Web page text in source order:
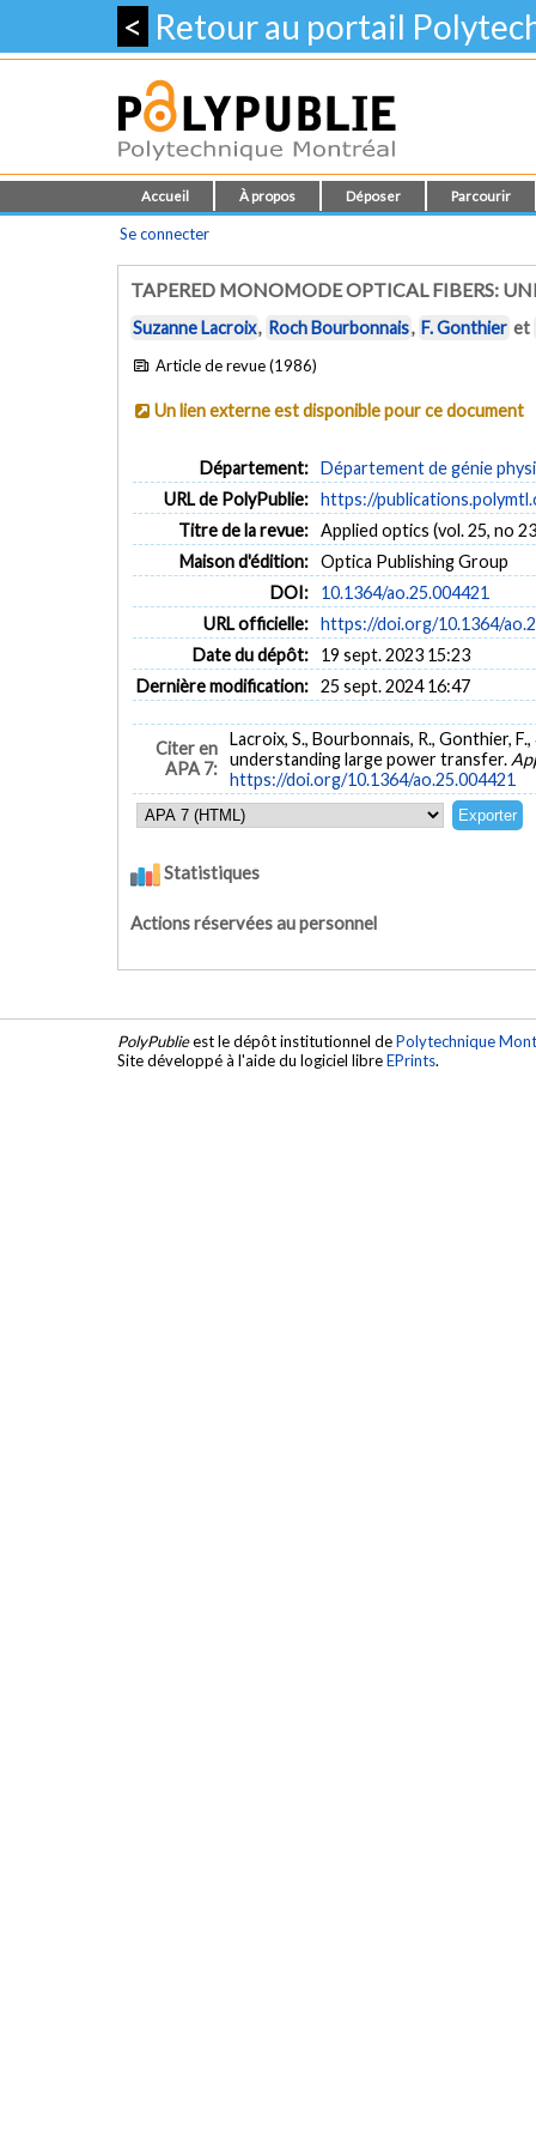
< Retour au portail
Accueil À propos Déposer Parcourir
Se connecter
TAPERED MONOMODE OPTICAL FIBERS:
Suzanne Lacroix, Roch Bourbonnais, F. Gonthier et
Article de revue (1986)
Un lien externe est disponible pour ce document
Département: Département de génie
URL de PolyPublie: https://
Titre de la revue: Applied optics (vol. 25, no
Maison d'édition: Optica Publishing Group
DOI:
10.1364/ao.25.004421
URL officielle: https://doi.org/10.1364/
Date du dépôt:
19 sept. 2023 15:23
Dernière modification: 25 sept. 2024 16:47
Citer en
APA 7:
Lacroix, S., Bourbonnais, R., Gonthier,
understanding large power transfer.
https://doi.org/10.1364/ao.25.004421
Statistiques
Actions réservées au personnel
PolyPublieest le dépôt institutionnel dePolytechnique
Site développé à l'aide du logiciel libreEPrints.